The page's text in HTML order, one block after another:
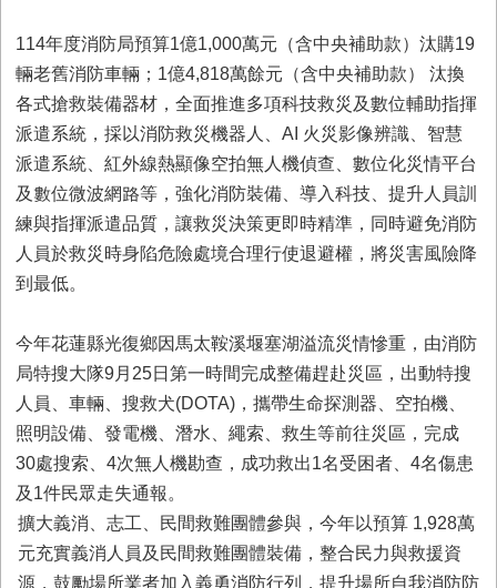
宣
導
民
力
園
地
接
受
贈
與
開
徵
信
網
站
導
覽
回
臺
114年度消防局預算1億1,000萬元（含中央補助款）汰購19
輛老舊消防車輛；1億4,818萬餘元（含中央補助款） 汰換
各式搶救裝備器材，全面推進多項科技救災及數位輔助指揮
派遣系統，採以消防救災機器人、AI 火災影像辨識、智慧
派遣系統、紅外線熱顯像空拍無人機偵查、數位化災情平台
及數位微波網路等，強化消防裝備、導入科技、提升人員訓
練與指揮派遣品質，讓救災決策更即時精準，同時避免消防
人員於救災時身陷危險處境合理行使退避權，將災害風險降
到最低。
今年花蓮縣光復鄉因馬太鞍溪堰塞湖溢流災情慘重，由消防
局特搜大隊9月25日第一時間完成整備趕赴災區，出動特搜
人員、車輛、搜救犬(DOTA)，攜帶生命探測器、空拍機、
照明設備、發電機、潛水、繩索、救生等前往災區，完成
30處搜索、4次無人機勘查，成功救出1名受困者、4名傷患
及1件民眾走失通報。
擴大義消、志工、民間救難團體參與，今年以預算 1,928萬
元充實義消人員及民間救難團體裝備，整合民力與救援資
源，鼓勵場所業者加入義勇消防行列，提升場所自我消防防